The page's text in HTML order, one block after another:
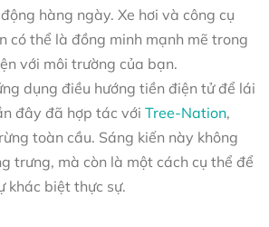
hàng ngày. Xe hơi và công cụ
có thể là đồng minh mạnh mẽ trong
với môi trường của bạn.
dụng điều hướng tiền điện tử để lái
đây đã hợp tác với Tree-Nation,
toàn cầu. Sáng kiến này không
trưng, mà còn là một cách cụ thể để
khác biệt thực sự.